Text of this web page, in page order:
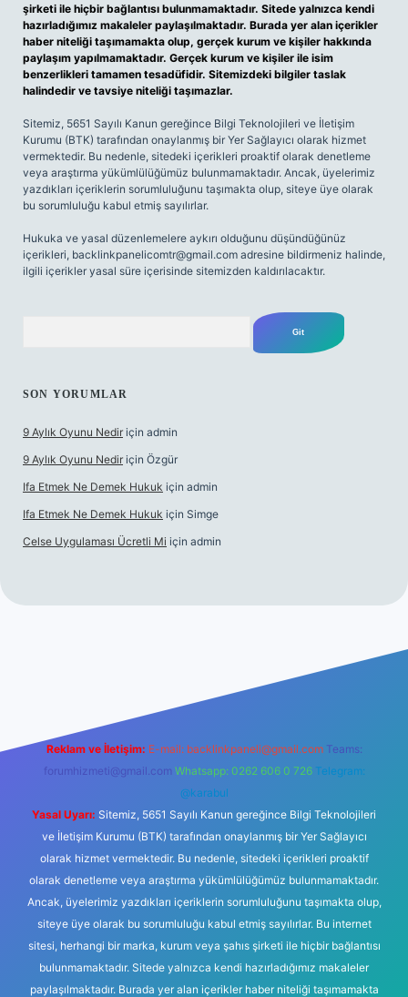
şirketi ile hiçbir bağlantısı bulunmamaktadır. Sitede yalnızca kendi
hazırladığımız makaleler paylaşılmaktadır. Burada yer alan içerikler
haber niteliği taşımamakta olup, gerçek kurum ve kişiler hakkında
paylaşım yapılmamaktadır. Gerçek kurum ve kişiler ile isim
benzerlikleri tamamen tesadüfidir. Sitemizdeki bilgiler taslak
halindedir ve tavsiye niteliği taşımazlar.
Sitemiz, 5651 Sayılı Kanun gereğince Bilgi Teknolojileri ve İletişim
Kurumu (BTK) tarafından onaylanmış bir Yer Sağlayıcı olarak hizmet
vermektedir. Bu nedenle, sitedeki içerikleri proaktif olarak denetleme
veya araştırma yükümlülüğümüz bulunmamaktadır. Ancak, üyelerimiz
yazdıkları içeriklerin sorumluluğunu taşımakta olup, siteye üye olarak
bu sorumluluğu kabul etmiş sayılırlar.
Hukuka ve yasal düzenlemelere aykırı olduğunu düşündüğünüz
içerikleri, backlinkpanelicomtr@gmail.com adresine bildirmeniz halinde,
ilgili içerikler yasal süre içerisinde sitemizden kaldırılacaktır.
SON YORUMLAR
9 Aylık Oyunu Nedir için admin
9 Aylık Oyunu Nedir için Özgür
Ifa Etmek Ne Demek Hukuk için admin
Ifa Etmek Ne Demek Hukuk için Simge
Celse Uygulaması Ücretli Mi için admin
Reklam ve İletişim: E-mail: backlinkpaneli@gmail.com Teams:
forumhizmeti@gmail.com Whatsapp: 0262 606 0 726 Telegram:
@karabul
Yasal Uyarı: Sitemiz, 5651 Sayılı Kanun gereğince Bilgi Teknolojileri
ve İletişim Kurumu (BTK) tarafından onaylanmış bir Yer Sağlayıcı
olarak hizmet vermektedir. Bu nedenle, sitedeki içerikleri proaktif
olarak denetleme veya araştırma yükümlülüğümüz bulunmamaktadır.
Ancak, üyelerimiz yazdıkları içeriklerin sorumluluğunu taşımakta olup,
siteye üye olarak bu sorumluluğu kabul etmiş sayılırlar. Bu internet
sitesi, herhangi bir marka, kurum veya şahıs şirketi ile hiçbir bağlantısı
bulunmamaktadır. Sitede yalnızca kendi hazırladığımız makaleler
paylaşılmaktadır. Burada yer alan içerikler haber niteliği taşımamakta